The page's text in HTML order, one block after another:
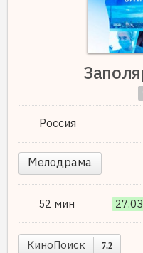
Россия
Мелодрама
52 мин
КиноПоиск 7.2